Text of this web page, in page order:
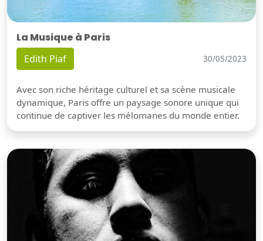
La Musique à Paris
Edith Piaf 30/05/2023
Avec son riche héritage culturel et sa scène musicale
dynamique, Paris offre un paysage sonore unique qui
continue de captiver les mélomanes du monde entier.